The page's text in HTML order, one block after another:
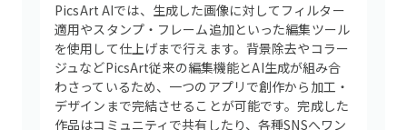
PicsArt AIでは、生成した画像に対してフィルター
適用やスタンプ・フレーム追加といった編集ツール
を使用して仕上げまで行えます。背景除去やコラー
ジュなどPicsArt従来の編集機能とAI生成が組み合
わさっているため、一つのアプリで創作から加工・
デザインまで完結させることが可能です。完成した
作品はコミュニティで共有したり、各種SNSへワン